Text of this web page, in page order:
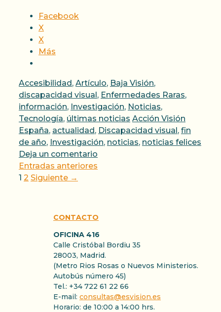
Facebook
X
X
Más
Categorías
Accesibilidad , Artículo, Baja Visión,
discapacidad visual , Enfermedades Raras,
información, Investigación, Noticias,
Tecnología, últimas noticias Etiquetas
Acción Visión
España, actualidad , Discapacidad visual , fin
de año, Investigación, noticias, noticias felices
Deja un comentario
Entradas anteriores
Página
1 Página
2 Siguiente →
CONTACTO
OFICINA 416
Calle Cristóbal Bordiu 35
28003, Madrid.
(Metro Rios Rosas o Nuevos Ministerios.
Autobús número 45)
Tel.: +34 722 61 22 66
E-mail: consultas@esvision.es
Horario: de 10:00 a 14:00 hrs.